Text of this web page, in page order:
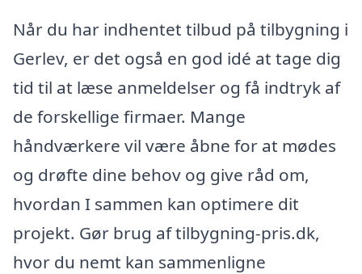
Når du har indhentet tilbud på tilbygning i
Gerlev, er det også en god idé at tage dig
tid til at læse anmeldelser og få indtryk af
de forskellige firmaer. Mange
håndværkere vil være åbne for at mødes
og drøfte dine behov og give råd om,
hvordan I sammen kan optimere dit
projekt. Gør brug af tilbygning-pris.dk,
hvor du nemt kan sammenligne